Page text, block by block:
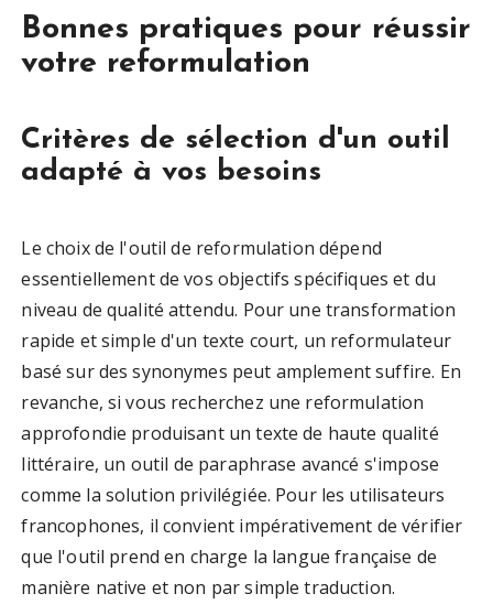
Bonnes pratiques pour réussir
votre reformulation
Critères de sélection d'un outil
adapté à vos besoins
Le choix de l'outil de reformulation dépend
essentiellement de vos objectifs spécifiques et du
niveau de qualité attendu. Pour une transformation
rapide et simple d'un texte court, un reformulateur
basé sur des synonymes peut amplement suffire. En
revanche, si vous recherchez une reformulation
approfondie produisant un texte de haute qualité
littéraire, un outil de paraphrase avancé s'impose
comme la solution privilégiée. Pour les utilisateurs
francophones, il convient impérativement de vérifier
que l'outil prend en charge la langue française de
manière native et non par simple traduction.